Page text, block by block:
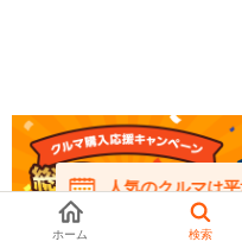
人気のクルマは
在庫が無くなる前に
ホーム 検索